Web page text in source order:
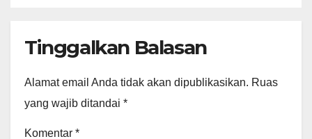
Tinggalkan Balasan
Alamat email Anda tidak akan dipublikasikan. Ruas
yang wajib ditandai *
Komentar *